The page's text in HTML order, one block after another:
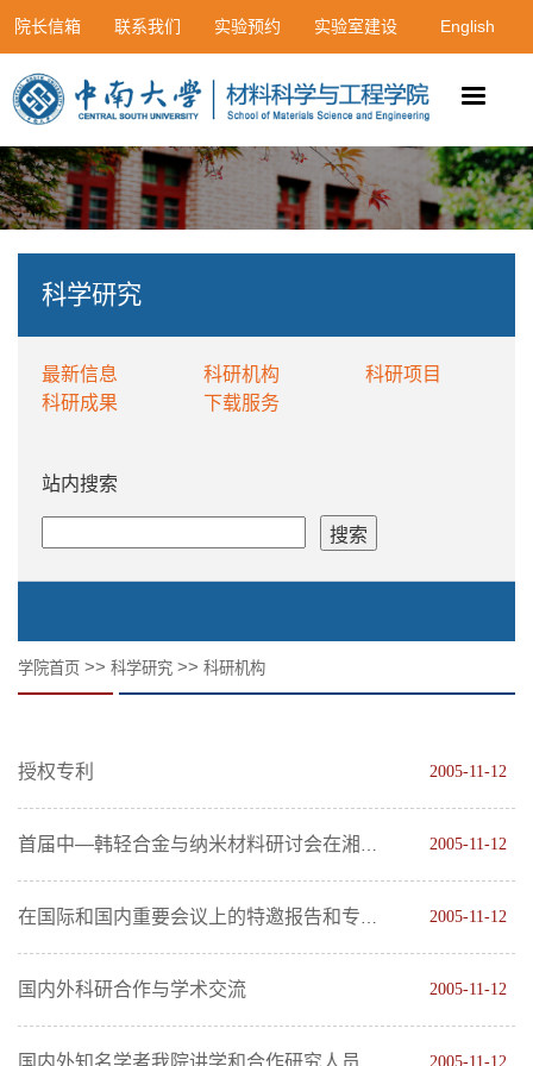
院长信箱 联系我们 实验预约 实验室建设 English
科学研究
最新信息 科研机构
科研项目
科研成果
下载服务
站内搜索
学院首页 >> 科学研究 >> 科研机构
授权专利 2005-11-12
2005-11-12
2005-11-12
国内外科研合作与学术交流 2005-11-12
2005-11-12